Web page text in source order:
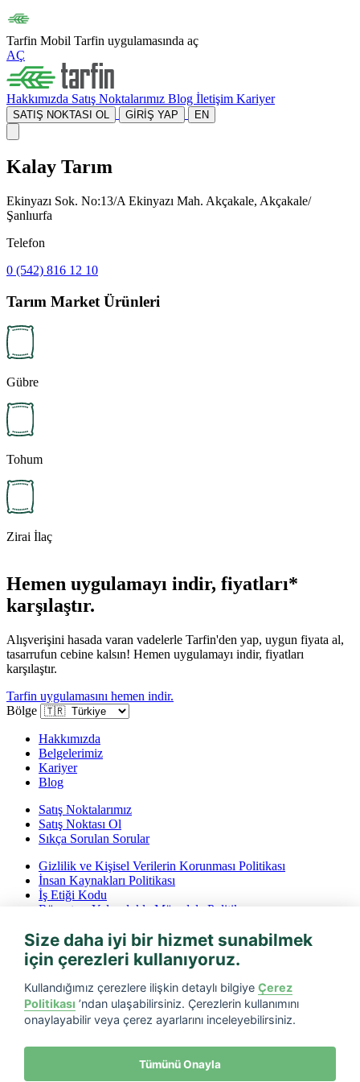
Tarfin Mobil Tarfin uygulamasında aç
AÇ
Hakkımızda Satış Noktalarımız Blog İletişim Kariyer
SATIŞ NOKTASI OL GİRİŞ YAP EN
Kalay Tarım
Ekinyazı Sok. No:13/A Ekinyazı Mah. Akçakale, Akçakale/
Şanlıurfa
Telefon
0 (542) 816 12 10
Tarım Market Ürünleri
Gübre
Tohum
Zirai İlaç
Hemen uygulamayı indir, fiyatları*
karşılaştır.
Alışverişini hasada varan vadelerle Tarfin'den yap, uygun fiyata al,
tasarrufun cebine kalsın! Hemen uygulamayı indir, fiyatları
karşılaştır.
Tarfin uygulamasını hemen indir.
Bölge
Hakkımızda
Belgelerimiz
Kariyer
Blog
Satış Noktalarımız
Satış Noktası Ol
Sıkça Sorulan Sorular
Gizlilik ve Kişisel Verilerin Korunması Politikası
İnsan Kaynakları Politikası
İş Etiği Kodu
Rüşvet ve Yolsuzlukla Mücadele Politikası
Bilgi Toplumu Hizmetleri
Tarfin mobil’i indirin
Size daha iyi bir hizmet sunabilmek
için çerezleri kullanıyoruz.
Kullandığımız çerezlere ilişkin detaylı bilgiye Çerez
Politikası ’ndan ulaşabilirsiniz. Çerezlerin kullanımını
onaylayabilir veya çerez ayarlarını inceleyebilirsiniz.
Tümünü Onayla